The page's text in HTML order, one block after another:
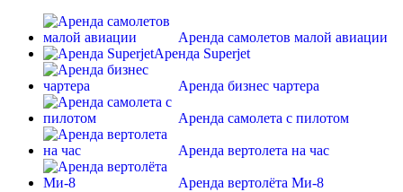
Аренда самолетов малой авиации
Аренда Superjet
Аренда бизнес чартера
Аренда самолета с пилотом
Аренда вертолета на час
Аренда вертолёта Ми-8